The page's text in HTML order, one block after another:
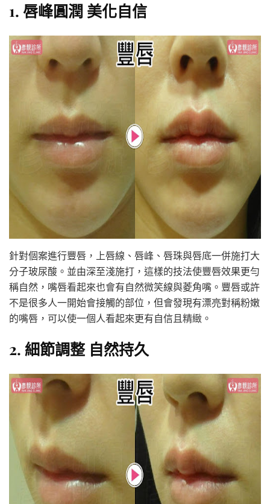
1. 唇峰圓潤 美化自信
針對個案進行豐唇，上唇線、唇峰、唇珠與唇底一併施打大
分子玻尿酸。並由深至淺施打，這樣的技法使豐唇效果更勻
稱自然，嘴唇看起來也會有自然微笑線與菱角嘴。豐唇或許
不是很多人一開始會接觸的部位，但會發現有漂亮對稱粉嫩
的嘴唇，可以使一個人看起來更有自信且精緻。
2. 細節調整 自然持久